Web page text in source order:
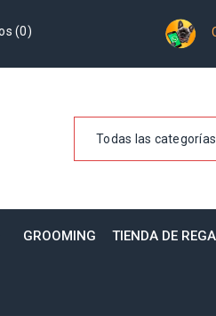
(0)
Todas las categorías
GROOMING TIENDA DE